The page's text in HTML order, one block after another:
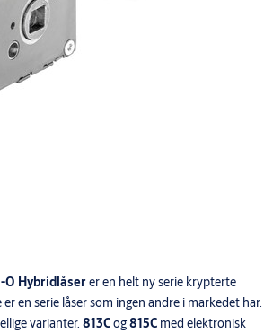
O Hybridlåserer en helt ny serie krypterte
en serie låser som ingen andre i markedet har.
varianter. 813Cog815Cmed elektronisk